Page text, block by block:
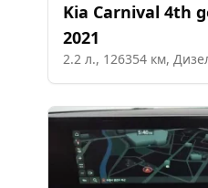
Kia Carnival 4th
2021
2.2 л., 126354 км,